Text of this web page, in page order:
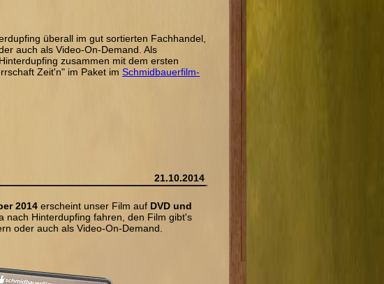
überall im gut sortierten Fachhandel,
auch als Video-On-Demand. Als
zusammen mit dem ersten
Zeit'n" im Paket im Schmidbauerfilm-
21.10.2014
2014 erscheint unser Film auf DVD und
nach Hinterdupfing fahren, den Film gibt's
oder auch als Video-On-Demand.